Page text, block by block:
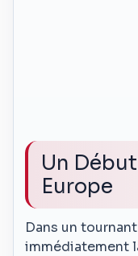
Un
Europe
Dans un
immédiatement